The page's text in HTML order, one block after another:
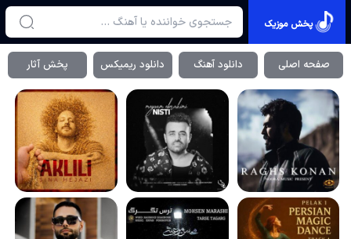
پخش موزیک
صفحه اصلی دانلود آهنگ دانلود ریمیکس پخش آثار